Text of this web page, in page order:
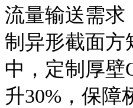
流量输送需求
制异形截面方
中，定制厚壁
升30%，保障